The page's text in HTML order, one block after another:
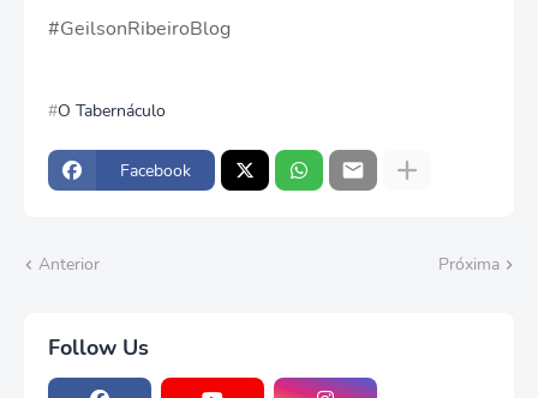
#GeilsonRibeiroBlog
O Tabernáculo
Facebook
Anterior Próxima
Follow Us